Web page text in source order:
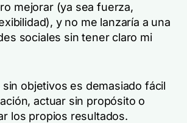
mejorar (ya sea fuerza,
y no me lanzaría a una
sociales sin tener claro mi
sin objetivos es demasiado fácil
actuar sin propósito o
los propios resultados.